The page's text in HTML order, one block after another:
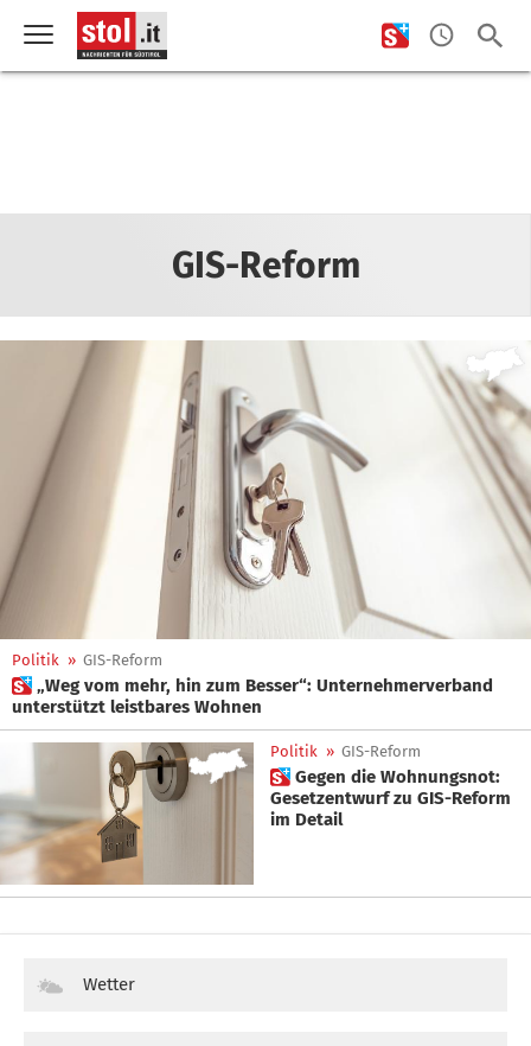
GIS-Reform
Politik » GIS-Reform
 „Weg vom mehr, hin zum Besser“: Unternehmerverband
unterstützt leistbares Wohnen
Politik » GIS-Reform
 Gegen die Wohnungsnot:
Gesetzentwurf zu GIS-Reform
im Detail
Wetter